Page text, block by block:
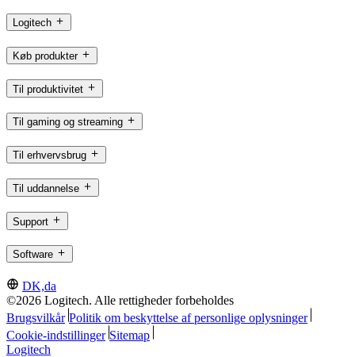
Logitech
Køb produkter
Til produktivitet
Til gaming og streaming
Til erhvervsbrug
Til uddannelse
Support
Software
DK,da
©2026 Logitech. Alle rettigheder forbeholdes
Brugsvilkår Politik om beskyttelse af personlige oplysninger
Cookie-indstillinger Sitemap
Logitech